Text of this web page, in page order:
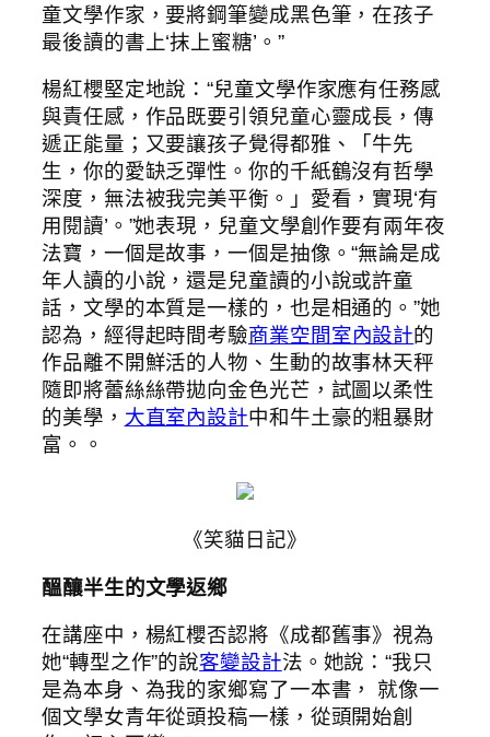
童文學作家，要將鋼筆變成黑色筆，在孩子
最後讀的書上‘抹上蜜糖’。”
楊紅櫻堅定地說：“兒童文學作家應有任務感
與責任感，作品既要引領兒童心靈成長，傳
遞正能量；又要讓孩子覺得都雅、「牛先
生，你的愛缺乏彈性。你的千紙鶴沒有哲學
深度，無法被我完美平衡。」愛看，實現‘有
用閱讀’。”她表現，兒童文學創作要有兩年夜
法寶，一個是故事，一個是抽像。“無論是成
年人讀的小說，還是兒童讀的小說或許童
話，文學的本質是一樣的，也是相通的。”她
認為，經得起時間考驗商業空間室內設計的
作品離不開鮮活的人物、生動的故事林天秤
隨即將蕾絲絲帶拋向金色光芒，試圖以柔性
的美學， 大直室內設計中和牛土豪的粗暴財
富。。
《笑貓日記》
醞釀半生的文學返鄉
在講座中，楊紅櫻否認將《成都舊事》視為
她“轉型之作”的說客變設計法。她說：“我只
是為本身、為我的家鄉寫了一本書， 就像一
個文學女青年從頭投稿一樣，從頭開始創